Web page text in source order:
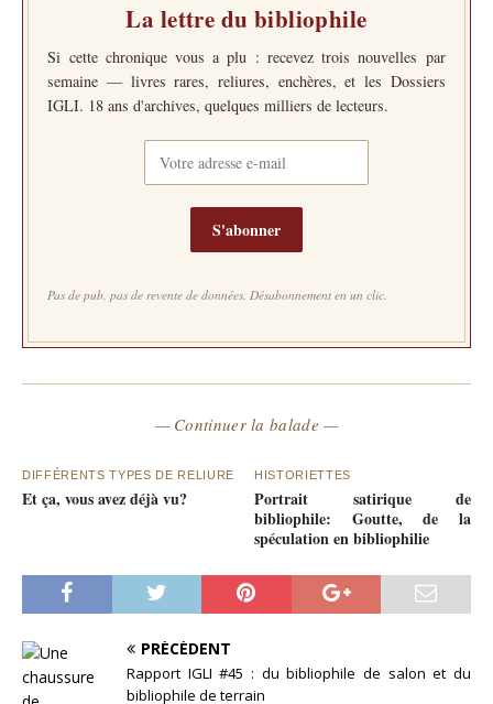
La lettre du bibliophile
Si cette chronique vous a plu : recevez trois nouvelles par
semaine — livres rares, reliures, enchères, et les Dossiers
IGLI. 18 ans d'archives, quelques milliers de lecteurs.
S'abonner
Pas de pub, pas de revente de données. Désabonnement en un clic.
— Continuer la balade —
DIFFÉRENTS TYPES DE RELIURE
Et ça, vous avez déjà vu?
HISTORIETTES
Portrait satirique de
bibliophile: Goutte, de la
spéculation en bibliophilie
PRÉCÉDENT
Rapport IGLI #45 : du bibliophile de salon et du
bibliophile de terrain